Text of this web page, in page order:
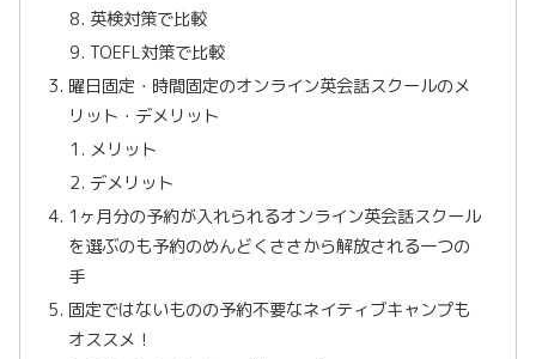
英検対策で比較
TOEFL対策で比較
曜日固定・時間固定のオンライン英会話スクールのメ
リット・デメリット
メリット
デメリット
1ヶ月分の予約が入れられるオンライン英会話スクール
を選ぶのも予約のめんどくささから解放される一つの
手
固定ではないものの予約不要なネイティブキャンプも
オススメ！